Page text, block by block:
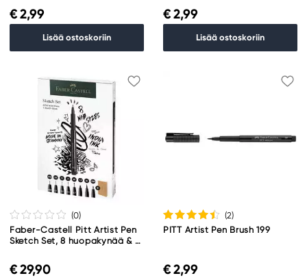
€ 2,99
Lisää ostoskoriin
€ 2,99
Lisää ostoskoriin
(0)
Faber-Castell Pitt Artist Pen
Sketch Set, 8 huopakynää & 1
€ 29,90
(2)
PITT Artist Pen Brush 199
€ 2,99